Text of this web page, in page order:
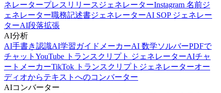
ネレータープレスリリースジェネレーターInstagram 名前ジ
ェネレーター職務記述書ジェネレーターAI SOP ジェネレー
ターAI段落拡張
AI分析
AI手書き認識AI学習ガイドメーカーAI 数学ソルバーPDFで
チャット YouTube トランスクリプト ジェネレーターAIチャ
ートメーカーTikTok トランスクリプトジェネレーターオー
ディオからテキストへのコンバーター
AIコンバーター